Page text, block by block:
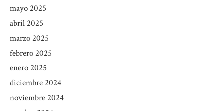
mayo 2025
abril 2025
marzo 2025
febrero 2025
enero 2025
diciembre 2024
noviembre 2024